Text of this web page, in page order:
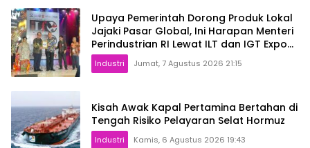
Upaya Pemerintah Dorong Produk Lokal
Jajaki Pasar Global, Ini Harapan Menteri
Perindustrian RI Lewat ILT dan IGT Expo
2026
Industri Jumat, 7 Agustus 2026 21:15
Kisah Awak Kapal Pertamina Bertahan di
Tengah Risiko Pelayaran Selat Hormuz
Industri Kamis, 6 Agustus 2026 19:43